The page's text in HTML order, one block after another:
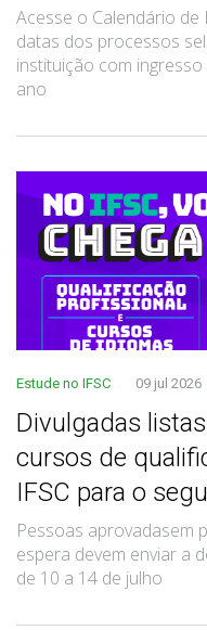
Acesse o Calendário de
datas dos processos
instituição com
ano
Estude no IFSC 09 jul 2026
Divulgadas
cursos de
IFSC para o
Pessoas aprovadasem
espera devem enviar a
de 10 a 14 de julho